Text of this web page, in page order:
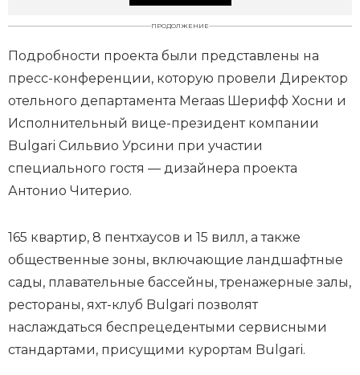
ПРОДОЛЖЕНИЕ
Подробности проекта были представлены на
пресс-конференции, которую провели Директор
отельного департамента Meraas Шерифф Хосни и
Исполнительный вице-президент компании
Bulgari Сильвио Урсини при участии
специального гостя — дизайнера проекта
Антонио Читерио.
165 квартир, 8 пентхаусов и 15 вилл, а также
общественные зоны, включающие ландшафтные
сады, плавательные бассейны, тренажерные залы,
рестораны, яхт-клуб Bulgari позволят
наслаждаться беспрецедентыми сервисными
стандартами, присущими курортам Bulgari.